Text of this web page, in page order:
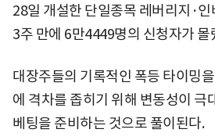
28일 개설한 단일종목 레버리지·
3주 만에 6만4449명의 신청자가 몰
대장주들의 기록적인 폭등 타이밍
에 격차를 좁히기 위해 변동성이 극
베팅을 준비하는 것으로 풀이된다.